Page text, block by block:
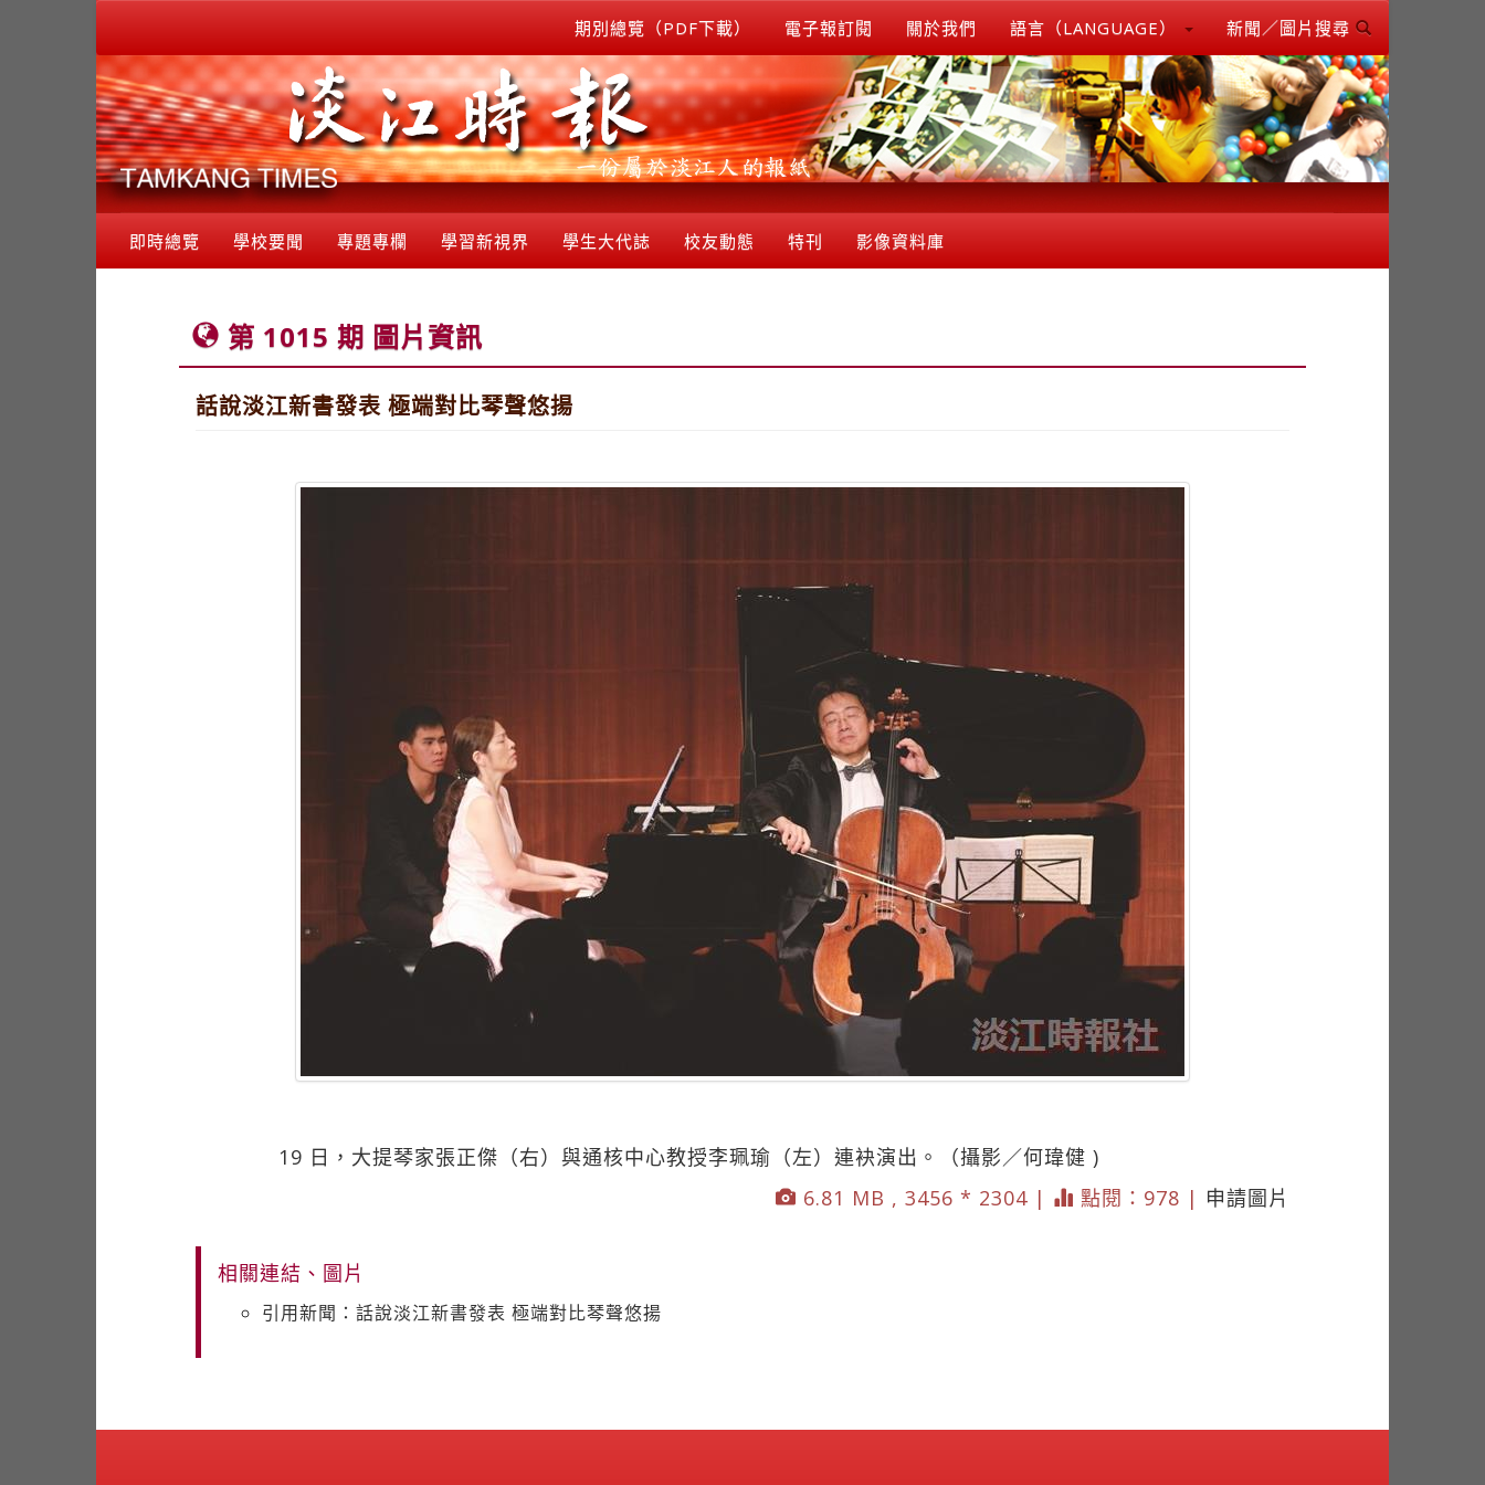
期別總覽（PDF下載） 電子報訂閱 關於我們 語言（LANGUAGE） 新聞／圖片搜尋
即時總覽 學校要聞 專題專欄 學習新視界 學生大代誌 校友動態 特刊 影像資料庫
第 1015 期 圖片資訊
話說淡江新書發表 極端對比琴聲悠揚
19 日，大提琴家張正傑（右）與通核中心教授李珮瑜（左）連袂演出。（攝影／何瑋健 )
6.81 MB , 3456 * 2304 |
點閱：978 | 申請圖片
相關連結、圖片
引用新聞：話說淡江新書發表 極端對比琴聲悠揚